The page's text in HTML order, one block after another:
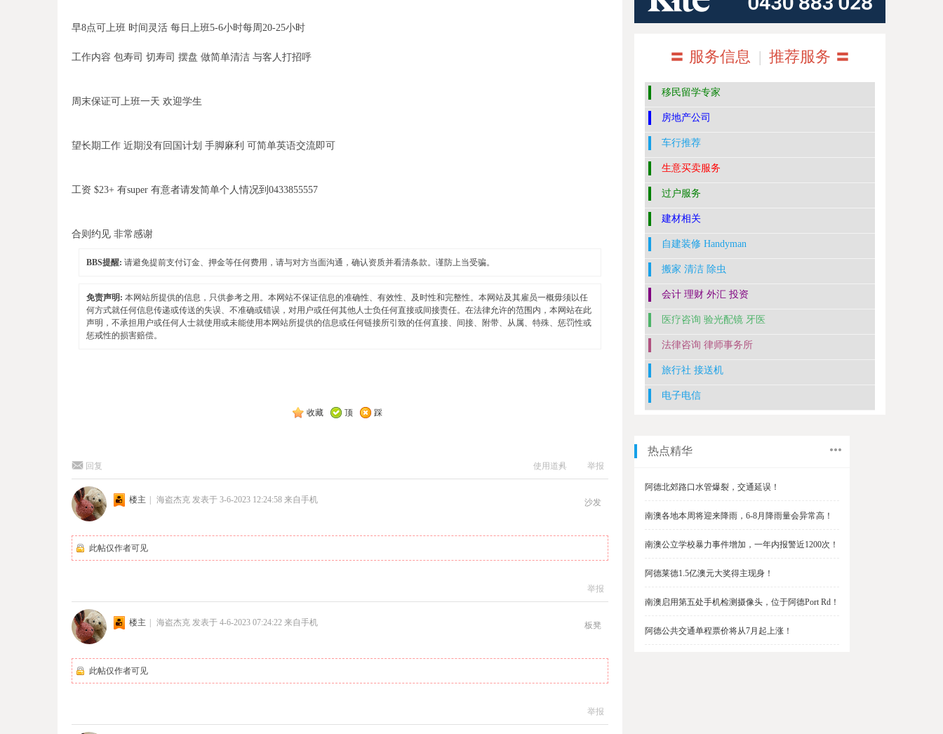
早8点可上班 时间灵活 每日上班5-6小时每周20-25小时
工作内容 包寿司 切寿司 摆盘 做简单清洁 与客人打招呼
周末保证可上班一天 欢迎学生
望长期工作 近期没有回国计划 手脚麻利 可简单英语交流即可
工资 $23+ 有super 有意者请发简单个人情况到0433855557
合则约见 非常感谢
BBS提醒: 请避免提前支付订金、押金等任何费用，请与对方当面沟通，确认资质并看清条款。谨防上当受骗。
免责声明: 本网站所提供的信息，只供参考之用。本网站不保证信息的准确性、有效性、及时性和完整性。本网站及其雇员一概毋须以任
何方式就任何信息传递或传送的失误、不准确或错误，对用户或任何其他人士负任何直接或间接责任。在法律允许的范围内，本网站在此
声明，不承担用户或任何人士就使用或未能使用本网站所提供的信息或任何链接所引致的任何直接、间接、附带、从属、特殊、惩罚性或
惩戒性的损害赔偿。
收藏 顶 踩
回复 使用道具 举报
沙发
楼主 | 海盗杰克 发表于 3-6-2023 12:24:58 来自手机
此帖仅作者可见
举报
板凳
楼主 | 海盗杰克 发表于 4-6-2023 07:24:22 来自手机
此帖仅作者可见
举报
〓 服务信息 | 推荐服务 〓
移民留学专家
房地产公司
车行推荐
生意买卖服务
过户服务
建材相关
自建装修 Handyman
搬家 清洁 除虫
会计 理财 外汇 投资
医疗咨询 验光配镜 牙医
法律咨询 律师事务所
旅行社 接送机
电子电信
热点精华
阿德北郊路口水管爆裂，交通延误！
南澳各地本周将迎来降雨，6-8月降雨量会异常高！
南澳公立学校暴力事件增加，一年内报警近1200次！
阿德莱德1.5亿澳元大奖得主现身！
南澳启用第五处手机检测摄像头，位于阿德Port Rd！
阿德公共交通单程票价将从7月起上涨！